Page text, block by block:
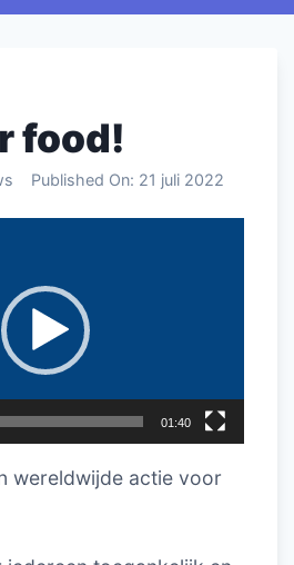
food!
Published On: 21 juli 2022
01:40
wereldwijde actie voor